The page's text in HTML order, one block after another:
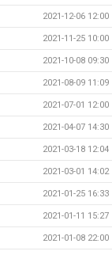
2021-12-06 12:00
2021-11-25 10:00
2021-10-08 09:30
2021-08-09 11:09
2021-07-01 12:00
2021-04-07 14:30
2021-03-18 12:04
2021-03-01 14:02
2021-01-25 16:33
2021-01-11 15:27
2021-01-08 22:00